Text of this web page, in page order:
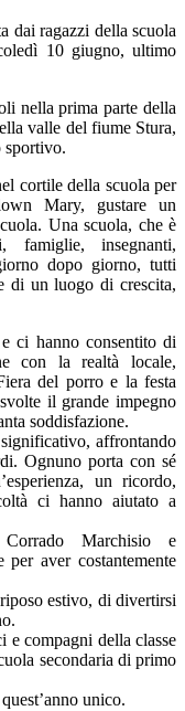
dai ragazzi della scuola
10 giugno, ultimo
nella prima parte della
valle del fiume Stura,
sportivo.
cortile della scuola per
Mary, gustare un
Una scuola, che è
famiglie, insegnanti,
dopo giorno, tutti
di un luogo di crescita,
ci hanno consentito di
con la realtà locale,
del porro e la festa
il grande impegno
soddisfazione.
affrontando
Ognuno porta con sé
un ricordo,
ci hanno aiutato a
Marchisio e
aver costantemente
estivo, di divertirsi
e compagni della classe
secondaria di primo
unico.